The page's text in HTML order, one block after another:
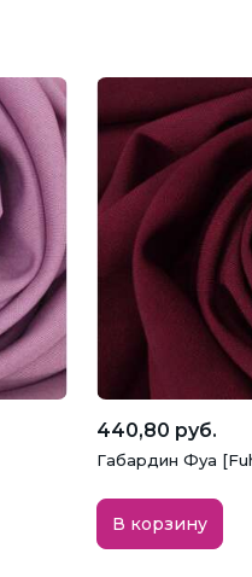
440,80 руб.
Габардин Фуа
В корзину